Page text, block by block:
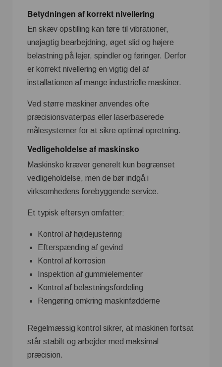
Betydningen af korrekt nivellering
En skæv opstilling kan føre til vibrationer,
unøjagtig bearbejdning, øget slid og højere
belastning på lejer, spindler og føringer. Derfor
er korrekt nivellering en vigtig del af
installationen af mange industrielle maskiner.
Ved større maskiner anvendes ofte
præcisionsvaterpas eller laserbaserede
målesystemer for at sikre optimal opretning.
Vedligeholdelse af maskinsko
Maskinsko kræver generelt kun begrænset
vedligeholdelse, men de bør indgå i
virksomhedens forebyggende service.
Et typisk eftersyn omfatter:
Kontrol af højdejustering
Efterspænding af gevind
Kontrol af korrosion
Inspektion af gummielementer
Kontrol af belastningsfordeling
Rengøring omkring maskinfødderne
Regelmæssig kontrol sikrer, at maskinen fortsat
står stabilt og arbejder med maksimal
præcision.